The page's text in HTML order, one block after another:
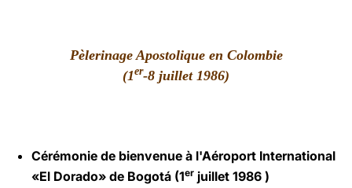
Pèlerinage Apostolique en Colombie
(1er-8 juillet 1986)
Cérémonie de bienvenue à l'Aéroport International
«El Dorado» de Bogotá (1er juillet 1986 )